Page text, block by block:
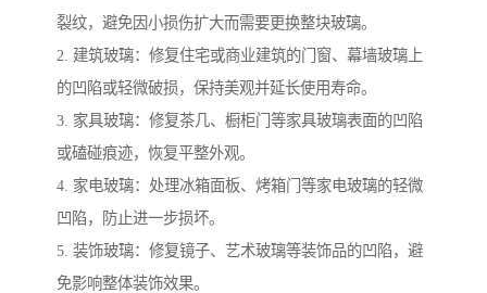
裂纹，避免因小损伤扩大而需要更换整块玻璃。
2. 建筑玻璃：修复住宅或商业建筑的门窗、幕墙玻璃上
的凹陷或轻微破损，保持美观并延长使用寿命。
3. 家具玻璃：修复茶几、橱柜门等家具玻璃表面的凹陷
或磕碰痕迹，恢复平整外观。
4. 家电玻璃：处理冰箱面板、烤箱门等家电玻璃的轻微
凹陷，防止进一步损坏。
5. 装饰玻璃：修复镜子、艺术玻璃等装饰品的凹陷，避
免影响整体装饰效果。